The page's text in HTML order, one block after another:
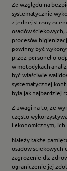
Ze względu na
systematycznie
z jednej strony
osadów
procesów
powinny być
przez personel o
w metodykach
być właściwie
systematycznej
była jak najbardziej
Z uwagi na to, że
często
i eko­nomicznym,
Należy także
osa­dów ściekowych
zagrożenie dla
ograniczenie jej